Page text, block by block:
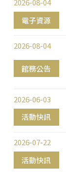
電子資源
2026-08-04
館務公告
2026-08-04
活動快訊
2026-06-03
活動快訊
2026-07-22